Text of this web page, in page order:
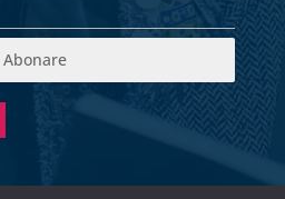
Abonare